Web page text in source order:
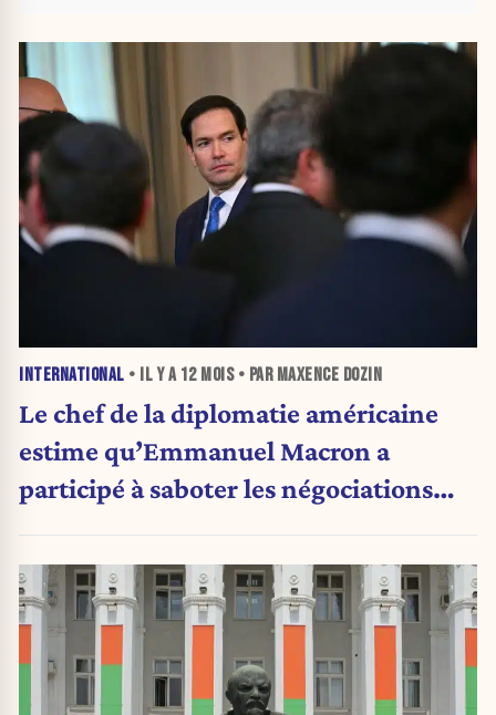
INTERNATIONAL • IL Y A 12 MOIS• PAR MAXENCE DOZIN
Le chef de la diplomatie américaine
estime qu’Emmanuel Macron a
participé à saboter les négociations